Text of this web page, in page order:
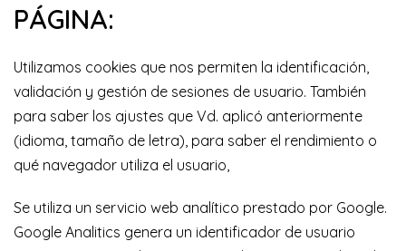
PÁGINA:
Utilizamos cookies que nos permiten la identificación,
validación y gestión de sesiones de usuario. También
para saber los ajustes que Vd. aplicó anteriormente
(idioma, tamaño de letra), para saber el rendimiento o
qué navegador utiliza el usuario,
Se utiliza un servicio web analítico prestado por Google.
Google Analitics genera un identificador de usuario